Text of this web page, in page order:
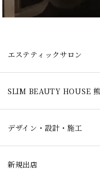
エステティックサロン
SLIM BEAUTY HOUSE
デザイン・設計・施工
新規出店